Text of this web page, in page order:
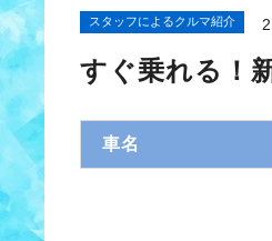
スタッフによるクルマ紹介
すぐ乗れる！
車名